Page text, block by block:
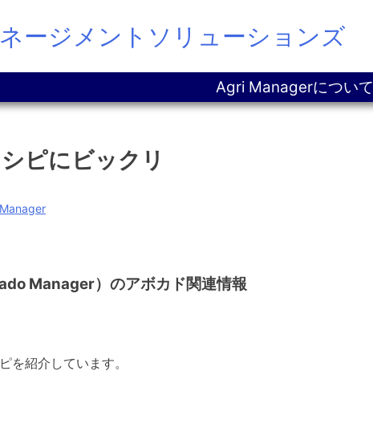
ージメントソリューションズ
Agri Managerについて
ピにビックリ
Manager）のアボカド関連情報
を紹介しています。